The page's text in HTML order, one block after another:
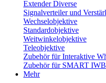
Extender Diverse
Signalverteiler und
Wechselobjektive
Standardobjektive
Weitwinkelobjektive
Teleobjektive
Zubehör für Interaktive
Zubehör für SMART
Mehr